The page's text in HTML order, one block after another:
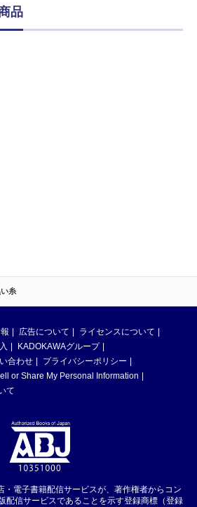
糸
品
広告について
ライセンスについて
KADOKAWAグループ
合わせ
プライバシーポリシー
or Share My Personal Information
て
・電子書籍配信サービスが、著作権者からコン
配信サービスであることを示す登録商標（登録